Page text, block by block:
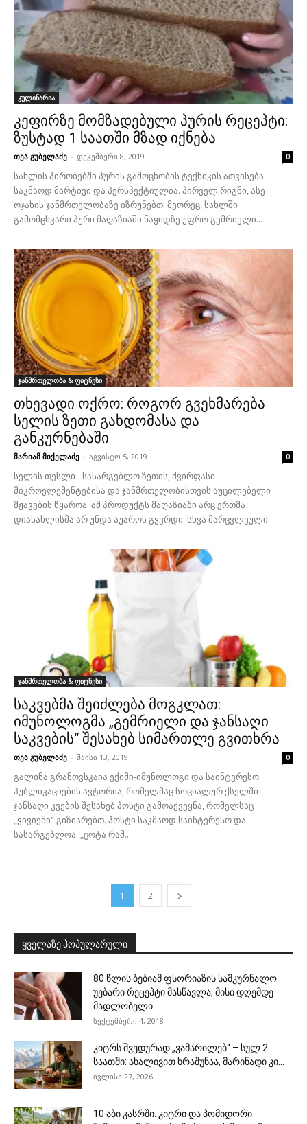
კულინარია
კეფირზე მომზადებული პურის რეცეპტი:
ზუსტად 1 საათში მზად იქნება
თეა გუბელაძე - დეკემბერი 8, 2019 0
სახლის პირობებში პურის გამოცხობის ტექნიკის ათვისება
საკმაოდ მარტივი და პერსპექტიულია. პირველ რიგში, ასე
ოჯახის ჯანმრთელობაზე იზრუნებთ. მეორეც, სახლში
გამომცხვარი პური მაღაზიაში ნაყიდზე უფრო გემრიელი...
ჯანმრთელობა & ფიტნესი
თხევადი ოქრო: როგორ გვეხმარება
სელის ზეთი გახდომასა და
განკურნებაში
მარიამ მიქელაძე - აგვისტო 5, 2019 0
სელის თესლი - სასარგებლო ზეთის, ძვირფასი
მიკროელემენტებისა და ჯანმრთელობისთვის აუცილებელი
მჟავების წყაროა. ამ პროდუქტს მაღაზიაში არც ერთმა
დიასახლისმა არ უნდა აუაროს გვერდი. სხვა მარცვლეული...
ჯანმრთელობა & ფიტნესი
საკვებმა შეიძლება მოგკლათ:
იმუნოლოგმა „გემრიელი და ჯანსაღი
საკვების“ შესახებ სიმართლე გვითხრა
თეა გუბელაძე - მაისი 13, 2019 0
გალინა გრანოვსკაია ექიმი-იმუნოლოგი და საინტერესო
პუბლიკაციების ავტორია, რომელმაც სოციალურ ქსელში
ჯანსაღი კვების შესახებ პოსტი გამოაქვეყნა, რომელსაც
„ვივიენი“ გიზიარებთ. პოსტი საკმაოდ საინტერესო და
სასარგებლოა. „ცოტა რამ...
1 2
ყველაზე პოპულარული
80 წლის ბებიამ ფსორიაზის სამკურნალო
უებარი რეცეპტი მასწავლა, მისი დღემდე
მადლობელი...
სექტემბერი 4, 2018
კიტრს შვედურად „ვამარილებ“ – სულ 2
საათში: ახალივით ხრაშუნაა, მარინადი კი...
ივლისი 27, 2026
10 აბი კასრში: კიტრი და პომიდორი